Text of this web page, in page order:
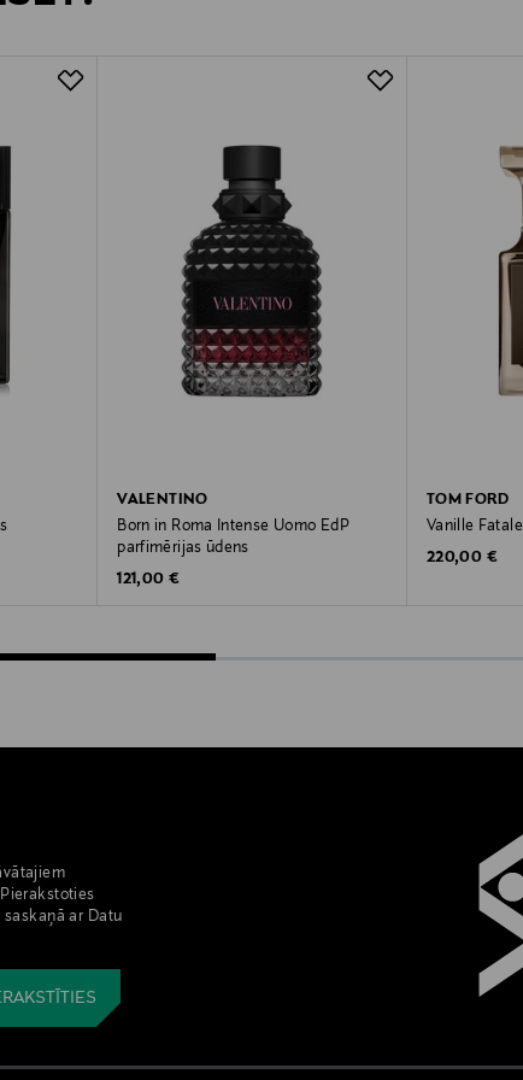
VALENTINO
Born in Roma Intense Uomo EdP
parfimērijas ūdens
Original Price
121,00 €
TOM FORD
Vanille
Original Price
220,00 €
ar Datu